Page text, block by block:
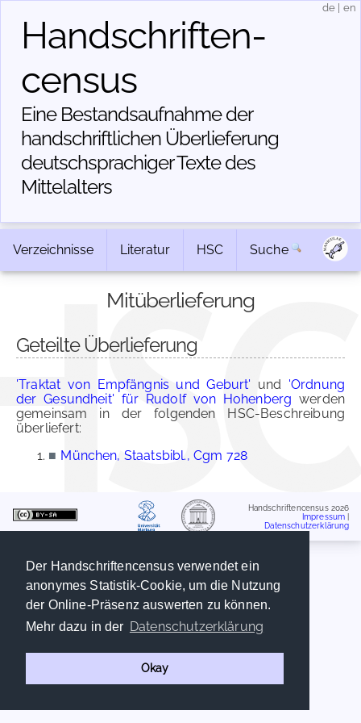
Der Handschriftencensus verwendet ein
anonymes Statistik-Cookie, um die Nutzung
der Online-Präsenz auswerten zu können.
Mehr dazu in der Datenschutzerklärung
Okay
Handschriften­
census
Eine Bestandsaufnahme der
handschriftlichen Über­lieferung
deutschsprachiger Texte des
Mittelalters
de en
Verzeichnisse Literatur HSC Suche
Mitüberlieferung
Geteilte Überlieferung
'Traktat von Empfängnis und Geburt' und 'Ordnung
der Gesundheit' für Rudolf von Hohenberg werden
gemeinsam in der folgenden HSC-Beschreibung
überliefert:
■ München, Staatsbibl., Cgm 728
Handschriftencensus 2026
Impressum
Datenschutzerklärung